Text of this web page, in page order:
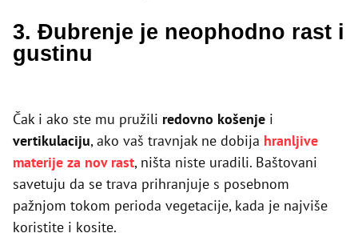
3. Đubrenje je neophodno rast i
gustinu
Čak i ako ste mu pružili redovno košenje i
vertikulaciju, ako vaš travnjak ne dobija hranljive
materije za nov rast, ništa niste uradili. Baštovani
savetuju da se trava prihranjuje s posebnom
pažnjom tokom perioda vegetacije, kada je najviše
koristite i kosite.